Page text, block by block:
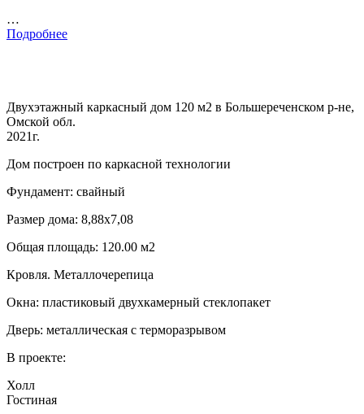
…
Подробнее
Двухэтажный каркасный дом 120 м2 в Большереченском р-не,
Омской обл.
2021г.
Дом построен по каркасной технологии
Фундамент: свайный
Размер дома: 8,88х7,08
Общая площадь: 120.00 м2
Кровля. Металлочерепица
Окна: пластиковый двухкамерный стеклопакет
Дверь: металлическая с терморазрывом
В проекте:
Холл
Гостиная